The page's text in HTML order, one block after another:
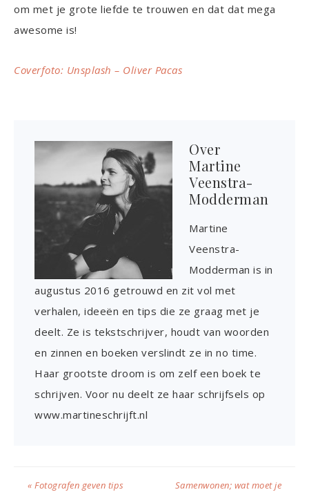
om met je grote liefde te trouwen en dat dat mega
awesome is!
Coverfoto: Unsplash – Oliver Pacas
Over
Martine
Veenstra-
Modderman
Martine
Veenstra-
Modderman is in
augustus 2016 getrouwd en zit vol met
verhalen, ideeën en tips die ze graag met je
deelt. Ze is tekstschrijver, houdt van woorden
en zinnen en boeken verslindt ze in no time.
Haar grootste droom is om zelf een boek te
schrijven. Voor nu deelt ze haar schrijfsels op
www.martineschrijft.nl
« Fotografen geven tips
Samenwonen; wat moet je